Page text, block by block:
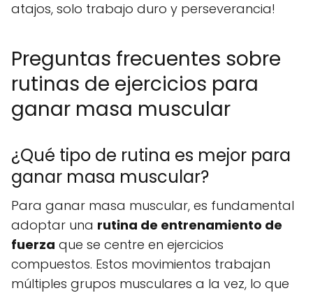
atajos, solo trabajo duro y perseverancia!
Preguntas frecuentes sobre
rutinas de ejercicios para
ganar masa muscular
¿Qué tipo de rutina es mejor para
ganar masa muscular?
Para ganar masa muscular, es fundamental
adoptar una rutina de entrenamiento de
fuerza que se centre en ejercicios
compuestos. Estos movimientos trabajan
múltiples grupos musculares a la vez, lo que